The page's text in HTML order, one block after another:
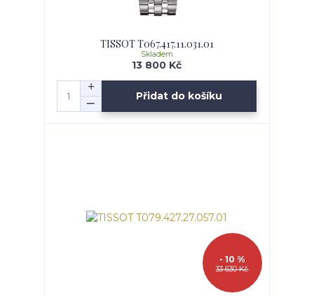
TISSOT T067.417.11.031.01
13 800 Kč
Skladem
Přidat do košíku
33 630 Kč
- 10 %